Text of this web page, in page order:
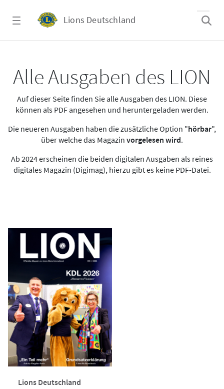
Lions Deutschland
Alle Ausgaben des LION
Auf dieser Seite finden Sie alle Ausgaben des LION. Diese
können als PDF angesehen und heruntergeladen werden.
Die neueren Ausgaben haben die zusätzliche Option "hörbar",
über welche das Magazin vorgelesen wird.
Ab 2024 erscheinen die beiden digitalen Ausgaben als reines
digitales Magazin (Digimag), hierzu gibt es keine PDF-Datei.
Lions Deutschland